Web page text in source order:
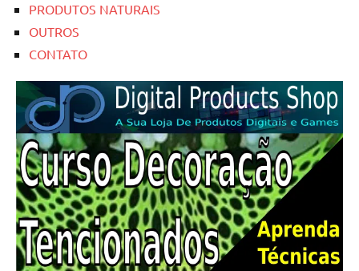
PRODUTOS NATURAIS
OUTROS
CONTATO